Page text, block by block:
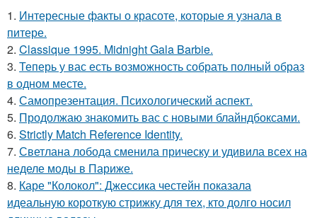
1. Интересные факты о красоте, которые я узнала в
питере.
2. Classique 1995. Midnight Gala Barbie.
3. Теперь у вас есть возможность собрать полный образ
в одном месте.
4. Самопрезентация. Психологический аспект.
5. Продолжаю знакомить вас с новыми блайндбоксами.
6. Strictly Match Reference Identity.
7. Светлана лобода сменила прическу и удивила всех на
неделе моды в Париже.
8. Каре "Колокол": Джессика честейн показала
идеальную короткую стрижку для тех, кто долго носил